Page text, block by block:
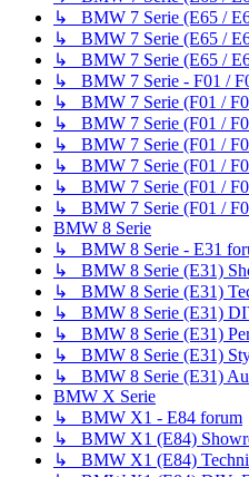
↳ BMW 7 Serie (E65 /
↳ BMW 7 Serie (E65 /
↳ BMW 7 Serie (E65 /
↳ BMW 7 Serie - F01 /
↳ BMW 7 Serie (F01 /
↳ BMW 7 Serie (F01 /
↳ BMW 7 Serie (F01 /
↳ BMW 7 Serie (F01 /
↳ BMW 7 Serie (F01 /
↳ BMW 7 Serie (F01 /
BMW 8 Serie
↳ BMW 8 Serie - E31
↳ BMW 8 Serie (E31)
↳ BMW 8 Serie (E31)
↳ BMW 8 Serie (E31)
↳ BMW 8 Serie (E31)
↳ BMW 8 Serie (E31)
↳ BMW 8 Serie (E31)
BMW X Serie
↳ BMW X1 - E84 forum
↳ BMW X1 (E84)
↳ BMW X1 (E84)